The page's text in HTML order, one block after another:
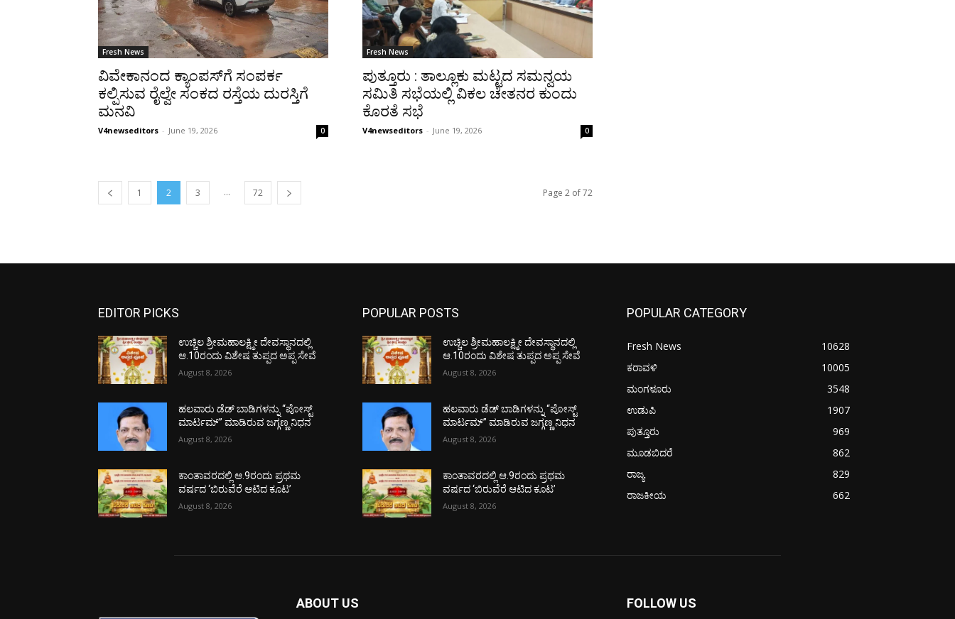
Fresh News
ವಿವೇಕಾನಂದ ಕ್ಯಾಂಪಸ್‌ಗೆ ಸಂಪರ್ಕ
ಕಲ್ಪಿಸುವ ರೈಲ್ವೇ ಸಂಕದ ರಸ್ತೆಯ ದುರಸ್ತಿಗೆ
ಮನವಿ
V4newseditors - June 19, 2026 0
Fresh News
ಪುತ್ತೂರು : ತಾಲ್ಲೂಕು ಮಟ್ಟದ ಸಮನ್ವಯ
ಸಮಿತಿ ಸಭೆಯಲ್ಲಿ ವಿಕಲ ಚೇತನರ ಕುಂದು
ಕೊರತೆ ಸಭೆ
V4newseditors - June 19, 2026 0
1 2 3 ... 72 Page 2 of 72
EDITOR PICKS
ಉಚ್ಚಿಲ ಶ್ರೀಮಹಾಲಕ್ಷ್ಮೀ ದೇವಸ್ಥಾನದಲ್ಲಿ
ಆ.10ರಂದು ವಿಶೇಷ ತುಪ್ಪದ ಅಪ್ಪ ಸೇವೆ
August 8, 2026
ಹಲವಾರು ಡೆಡ್ ಬಾಡಿಗಳನ್ನು “ಪೋಸ್ಟ್
ಮಾರ್ಟಮ್” ಮಾಡಿರುವ ಜಗ್ಗಣ್ಣ ನಿಧನ
August 8, 2026
ಕಾಂತಾವರದಲ್ಲಿ ಆ.9ರಂದು ಪ್ರಥಮ
ವರ್ಷದ ‘ಬಿರುವೆರೆ ಆಟಿದ ಕೂಟ’
August 8, 2026
POPULAR POSTS
ಉಚ್ಚಿಲ ಶ್ರೀಮಹಾಲಕ್ಷ್ಮೀ ದೇವಸ್ಥಾನದಲ್ಲಿ
ಆ.10ರಂದು ವಿಶೇಷ ತುಪ್ಪದ ಅಪ್ಪ ಸೇವೆ
August 8, 2026
ಹಲವಾರು ಡೆಡ್ ಬಾಡಿಗಳನ್ನು “ಪೋಸ್ಟ್
ಮಾರ್ಟಮ್” ಮಾಡಿರುವ ಜಗ್ಗಣ್ಣ ನಿಧನ
August 8, 2026
ಕಾಂತಾವರದಲ್ಲಿ ಆ.9ರಂದು ಪ್ರಥಮ
ವರ್ಷದ ‘ಬಿರುವೆರೆ ಆಟಿದ ಕೂಟ’
August 8, 2026
POPULAR CATEGORY
Fresh News
10628
ಕರಾವಳಿ
10005
ಮಂಗಳೂರು
3548
ಉಡುಪಿ
1907
ಪುತ್ತೂರು
969
ಮೂಡಬಿದರೆ
862
ರಾಜ್ಯ
829
ರಾಜಕೀಯ
662
ABOUT US FOLLOW US